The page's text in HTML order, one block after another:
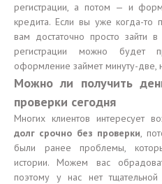
регистрации, а потом — и
кредита. Если вы уже когда-то
вам достаточно просто зайти
регистрации можно будет
оформление займет минуту-две,
Можно ли получить
проверки сегодня
Многих клиентов интересует
долг срочно без проверки,
были ранее проблемы,
истории. Можем вас
поэтому у нас нет